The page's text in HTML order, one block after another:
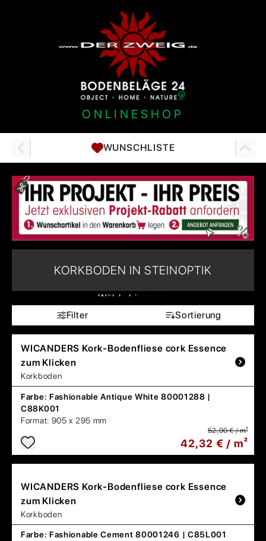
ONLINESHOP
WUNSCHLISTE
KORKBODEN IN STEINOPTIK
Wähle hier aus:
Filter
Sortierung
WICANDERS Kork-Bodenfliese cork Essence
zum Klicken
Korkboden
Farbe: Fashionable Antique White 80001288 |
C88K001
Format: 905 x 295 mm
52,90 € / m²
42,32 € / m²
WICANDERS Kork-Bodenfliese cork Essence
zum Klicken
Korkboden
Farbe: Fashionable Cement 80001246 | C85L001